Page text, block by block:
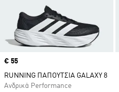
Price
€ 55
RUNNING ΠΑΠΟΥΤΣΙΑ GALAXY 8
Ανδρικά Performance